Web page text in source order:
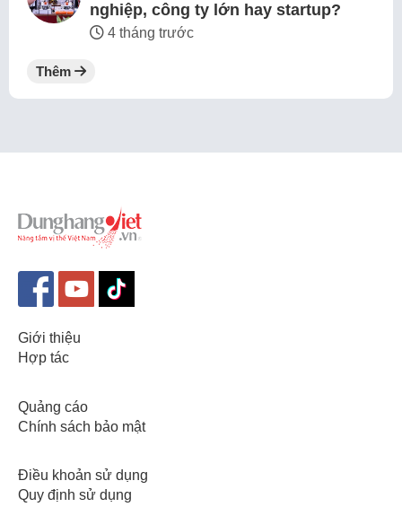
nghiệp, công ty lớn hay startup?
4 tháng trước
Thêm
Giới thiệu
Hợp tác
Quảng cáo
Chính sách bảo mật
Điều khoản sử dụng
Quy định sử dụng